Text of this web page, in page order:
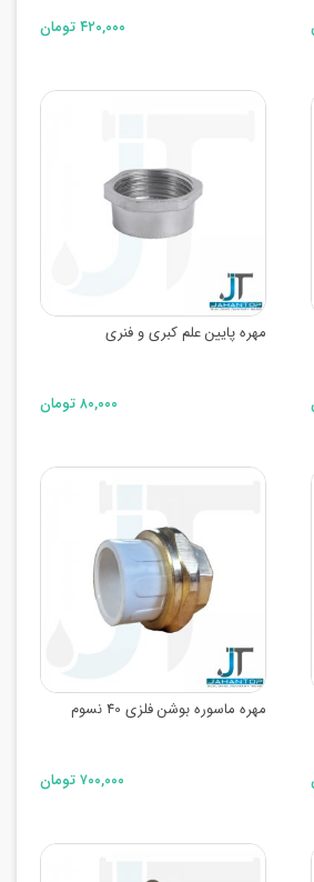
۴۲۰,۰۰۰ تومان
مهره پایین علم کبری و فنری
۸۰,۰۰۰ تومان
مهره ماسوره بوشن فلزی 40 نسوم
۷۰۰,۰۰۰ تومان